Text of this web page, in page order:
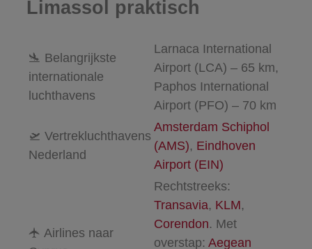
Limassol praktisch
🛬 Belangrijkste
internationale
luchthavens
Larnaca International
Airport (LCA) – 65 km,
Paphos International
Airport (PFO) – 70 km
🛫 Vertrekluchthavens
Nederland
Amsterdam Schiphol
(AMS), Eindhoven
Airport (EIN)
🛧 Airlines naar
Rechtstreeks:
Transavia, KLM,
Corendon. Met
overstap: Aegean